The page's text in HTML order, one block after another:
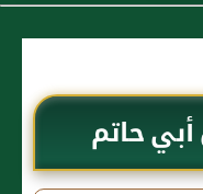
أبي حاتم